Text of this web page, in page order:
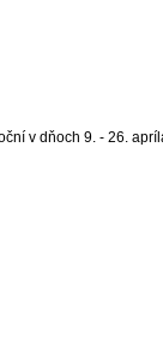
v dňoch 9. - 26.